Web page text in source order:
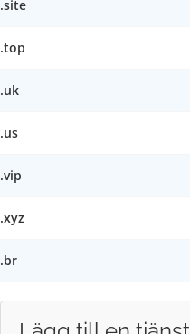
.site
.top
.uk
.us
.vip
.xyz
.br